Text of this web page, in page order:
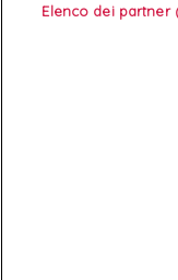
Conseil pointure
Elenco dei partner